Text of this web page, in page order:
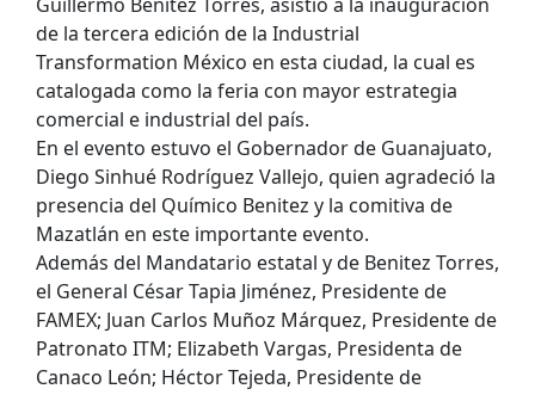
de la tercera edición de la Industrial
Transformation México en esta ciudad, la cual es
catalogada como la feria con mayor estrategia
comercial e industrial del país.
En el evento estuvo el Gobernador de Guanajuato,
Diego Sinhué Rodríguez Vallejo, quien agradeció la
presencia del Químico Benitez y la comitiva de
Mazatlán en este importante evento.
Además del Mandatario estatal y de Benitez Torres,
el General César Tapia Jiménez, Presidente de
FAMEX; Juan Carlos Muñoz Márquez, Presidente de
Patronato ITM; Elizabeth Vargas, Presidenta de
Canaco León; Héctor Tejeda, Presidente de